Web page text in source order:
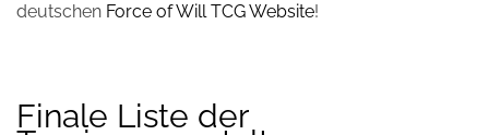
deutschen Force of Will TCG Website!
Finale Liste der